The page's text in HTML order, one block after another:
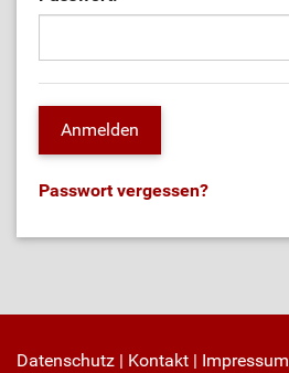
Passwort vergessen?
Datenschutz | Kontakt | Impressum